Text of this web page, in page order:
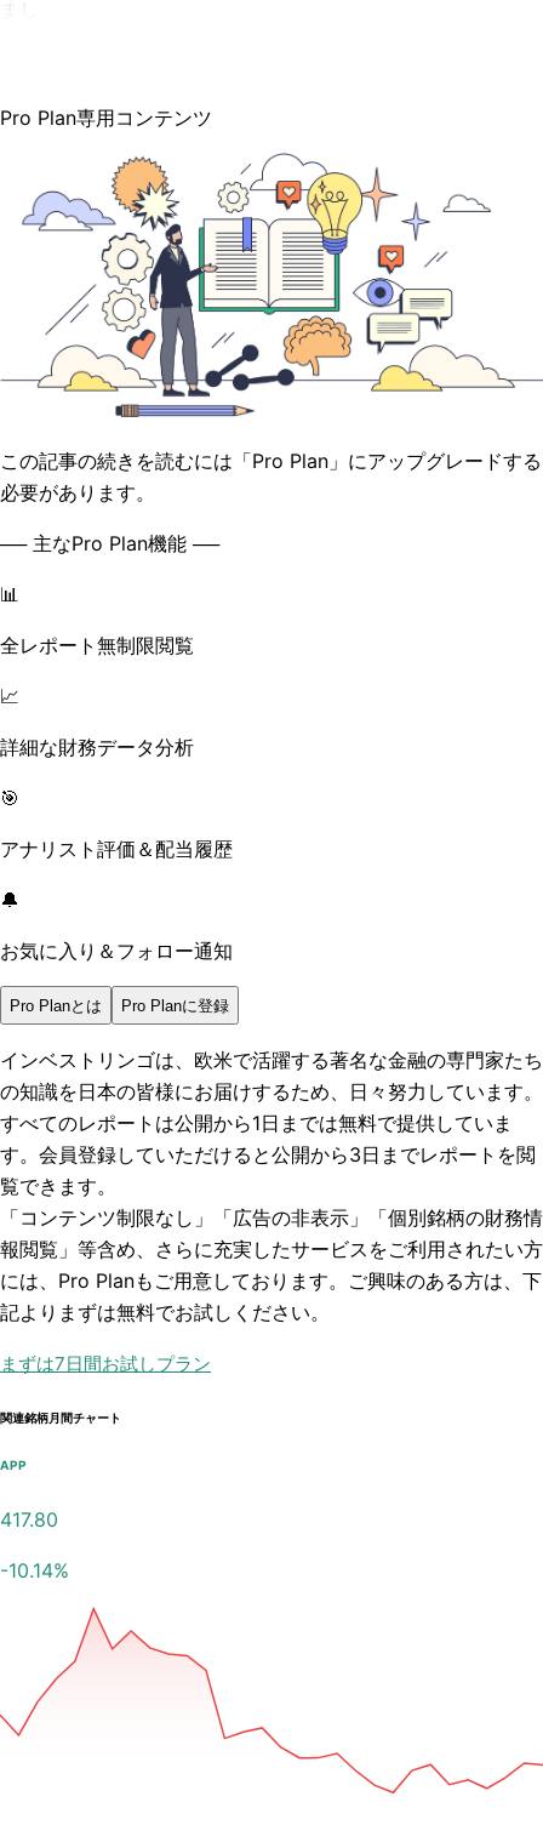
Pro Plan専用コンテンツ
この記事の続きを読むには「Pro Plan」にアップグレードする
必要があります。
── 主なPro Plan機能 ──
📊
全レポート無制限閲覧
📈
詳細な財務データ分析
🎯
アナリスト評価＆配当履歴
🔔
お気に入り＆フォロー通知
Pro Planとは Pro Planに登録
インベストリンゴは、欧米で活躍する著名な金融の専門家たち
の知識を日本の皆様にお届けするため、日々努力しています。
すべてのレポートは公開から1日までは無料で提供していま
す。会員登録していただけると公開から3日までレポートを閲
覧できます。
「コンテンツ制限なし」「広告の非表示」「個別銘柄の財務情
報閲覧」 等含め、さらに充実したサービスをご利用されたい方
には、Pro Planもご用意しております。ご興味のある方は、下
記よりまずは無料でお試しください。
まずは7日間お試しプラン
関連銘柄月間チャート
APP
417.80
-10.14%